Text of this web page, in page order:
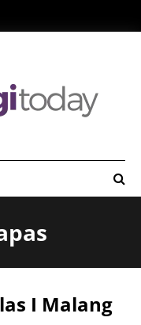
I Malang